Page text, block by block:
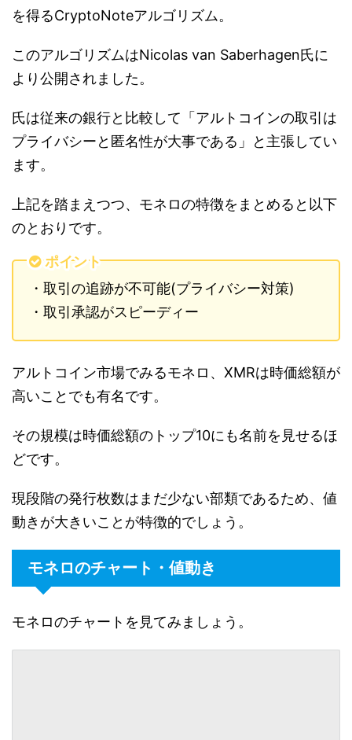
を得るCryptoNoteアルゴリズム。
このアルゴリズムはNicolas van Saberhagen氏に
より公開されました。
氏は従来の銀行と比較して「アルトコインの取引は
プライバシーと匿名性が大事である」と主張してい
ます。
上記を踏まえつつ、モネロの特徴をまとめると以下
のとおりです。
ポイント
・取引の追跡が不可能(プライバシー対策)
・取引承認がスピーディー
アルトコイン市場でみるモネロ、XMRは時価総額が
高いことでも有名です。
その規模は時価総額のトップ10にも名前を見せるほ
どです。
現段階の発行枚数はまだ少ない部類であるため、値
動きが大きいことが特徴的でしょう。
モネロのチャート・値動き
モネロのチャートを見てみましょう。